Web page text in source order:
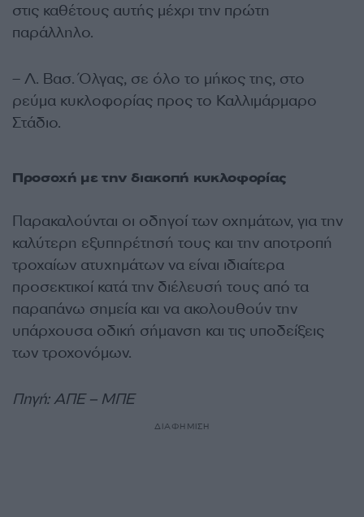
στις καθέτους αυτής μέχρι την πρώτη
παράλληλο.
– Λ. Βασ. Όλγας, σε όλο το μήκος της, στο
ρεύμα κυκλοφορίας προς το Καλλιμάρμαρο
Στάδιο.
Προσοχή με την διακοπή κυκλοφορίας
Παρακαλούνται οι οδηγοί των οχημάτων, για την
καλύτερη εξυπηρέτησή τους και την αποτροπή
τροχαίων ατυχημάτων να είναι ιδιαίτερα
προσεκτικοί κατά την διέλευσή τους από τα
παραπάνω σημεία και να ακολουθούν την
υπάρχουσα οδική σήμανση και τις υποδείξεις
των τροχονόμων.
Πηγή: ΑΠΕ – ΜΠΕ
ΔΙΑΦΗΜΙΣΗ